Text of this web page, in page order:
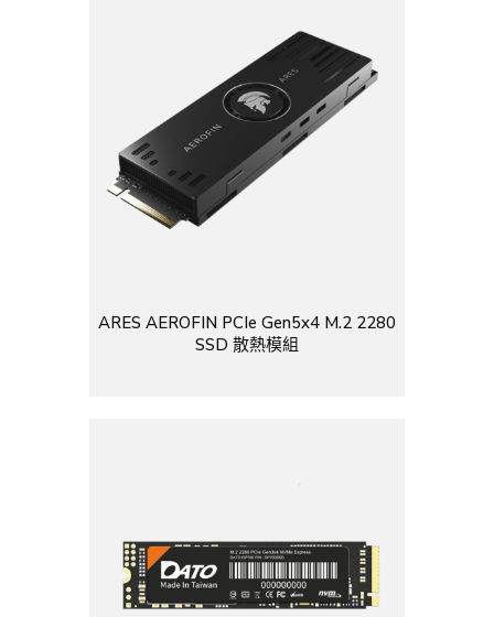
ARES AEROFIN PCIe Gen5x4 M.2 2280
SSD 散熱模組